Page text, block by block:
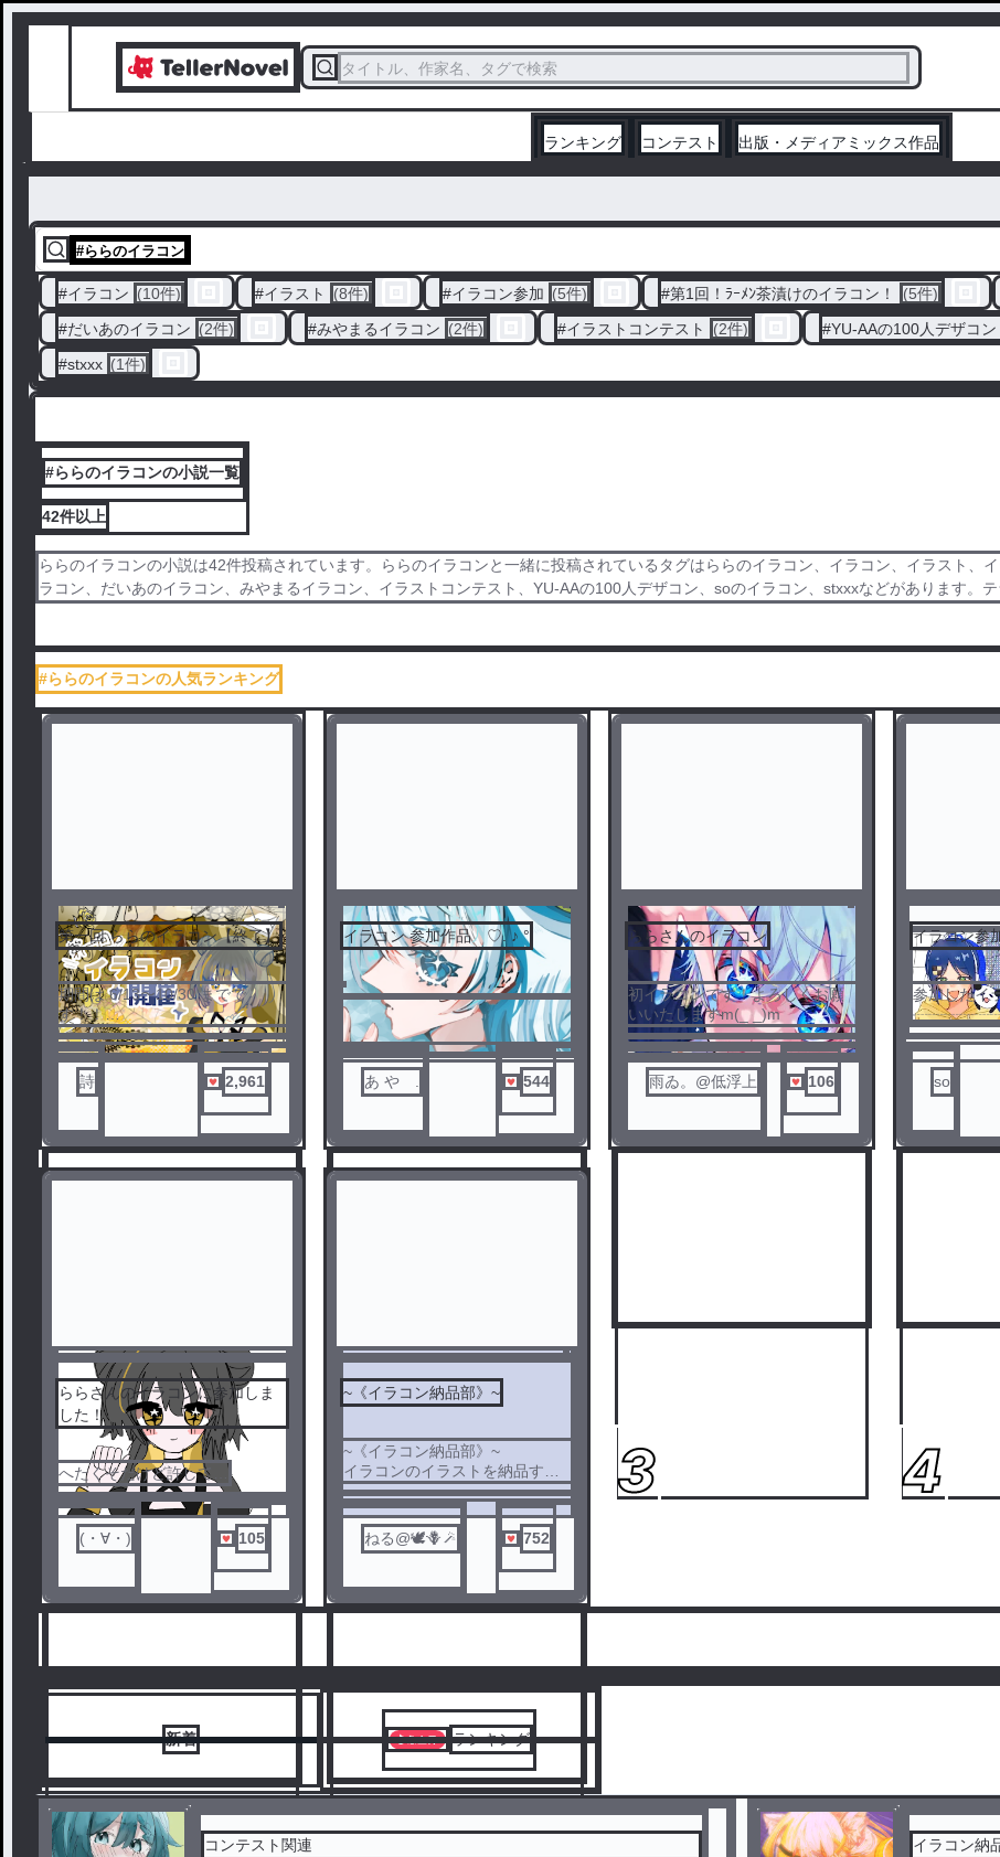
タイトル、作家名、タグで検索
ランキング コンテスト 出版・メディアミックス作品
#ららのイラコン
#イラコン (10件) #イラスト (8件) #イラコン参加 (5件) #第1回！ﾗｰﾒﾝ茶漬けのイラコン！ (5件)
#だいあのイラコン (2件) #みやまるイラコン (2件) #イラストコンテスト (2件) #YU-AAの100人デザコン
#stxxx (1件)
#ららのイラコンの小説一覧
42件以上
ららのイラコンの小説は42件投稿されています。ららのイラコンと一緒に投稿されているタグはららのイラコン、イラコン、イラスト、
ラコン、だいあのイラコン、みやまるイラコン、イラストコンテスト、YU-AAの100人デザコン、soのイラコン、stxxxなどがあります。
#ららのイラコンの人気ランキング
第一回 ららのイラコン【終了】
期間は 6/13〜10/30 までで
す！！
絵が苦手だから、初見だから、
という方も是非参加して下さ
い！
＃ららのイラコン で参加お願い
詩 2,961
1
イラコン 参加作品 ♡. ♪ °
あ や . 544
2
ららさんのイラコン
初イラコンです！よろしくお願
いいたしますm(_ _)m
雨ゐ。@低浮上 106
3
イラコン参
参加したイ
〇参加させ
・ららのイ
・第1回！ﾗ
ン！
・友ゴリラ
・第2回ら
so
4
ららさんのイラコンに参加しま
した！
へたくそだけど許して…
(⁠・⁠∀⁠・⁠) 105
~《イラコン納品部》~
~《イラコン納品部》~
イラコンのイラストを納品する
場所で御座います.
ねる@🕊️🪻🪄 752
新着 ランキング
コンテスト関連 イラコン納